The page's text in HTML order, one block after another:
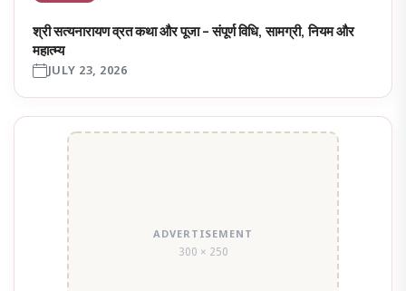
श्री सत्यनारायण व्रत कथा और पूजा – संपूर्ण विधि, सामग्री, नियम और
महात्म्य
JULY 23, 2026
ADVERTISEMENT
300 × 250